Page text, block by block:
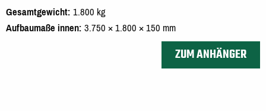
Gesamtgewicht 1.800 kg
Aufbaumaße innen 3.750 × 1.800 × 150 mm
ZUM ANHÄNGER